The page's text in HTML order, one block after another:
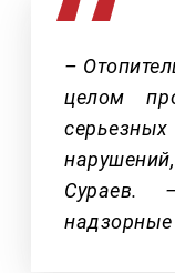
–
целом
Сураев.